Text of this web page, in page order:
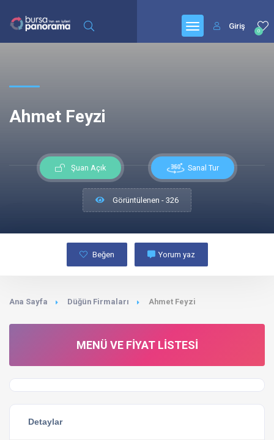
0
Giriş
Ahmet Feyzi
Şuan Açık Sanal Tur
Görüntülenen - 326
Beğen Yorum yaz
Ana Sayfa Düğün Firmaları Ahmet Feyzi
MENÜ VE FIYAT LISTESI
Detaylar